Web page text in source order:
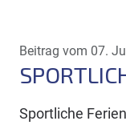
Beitrag vom 07.
Sportliche